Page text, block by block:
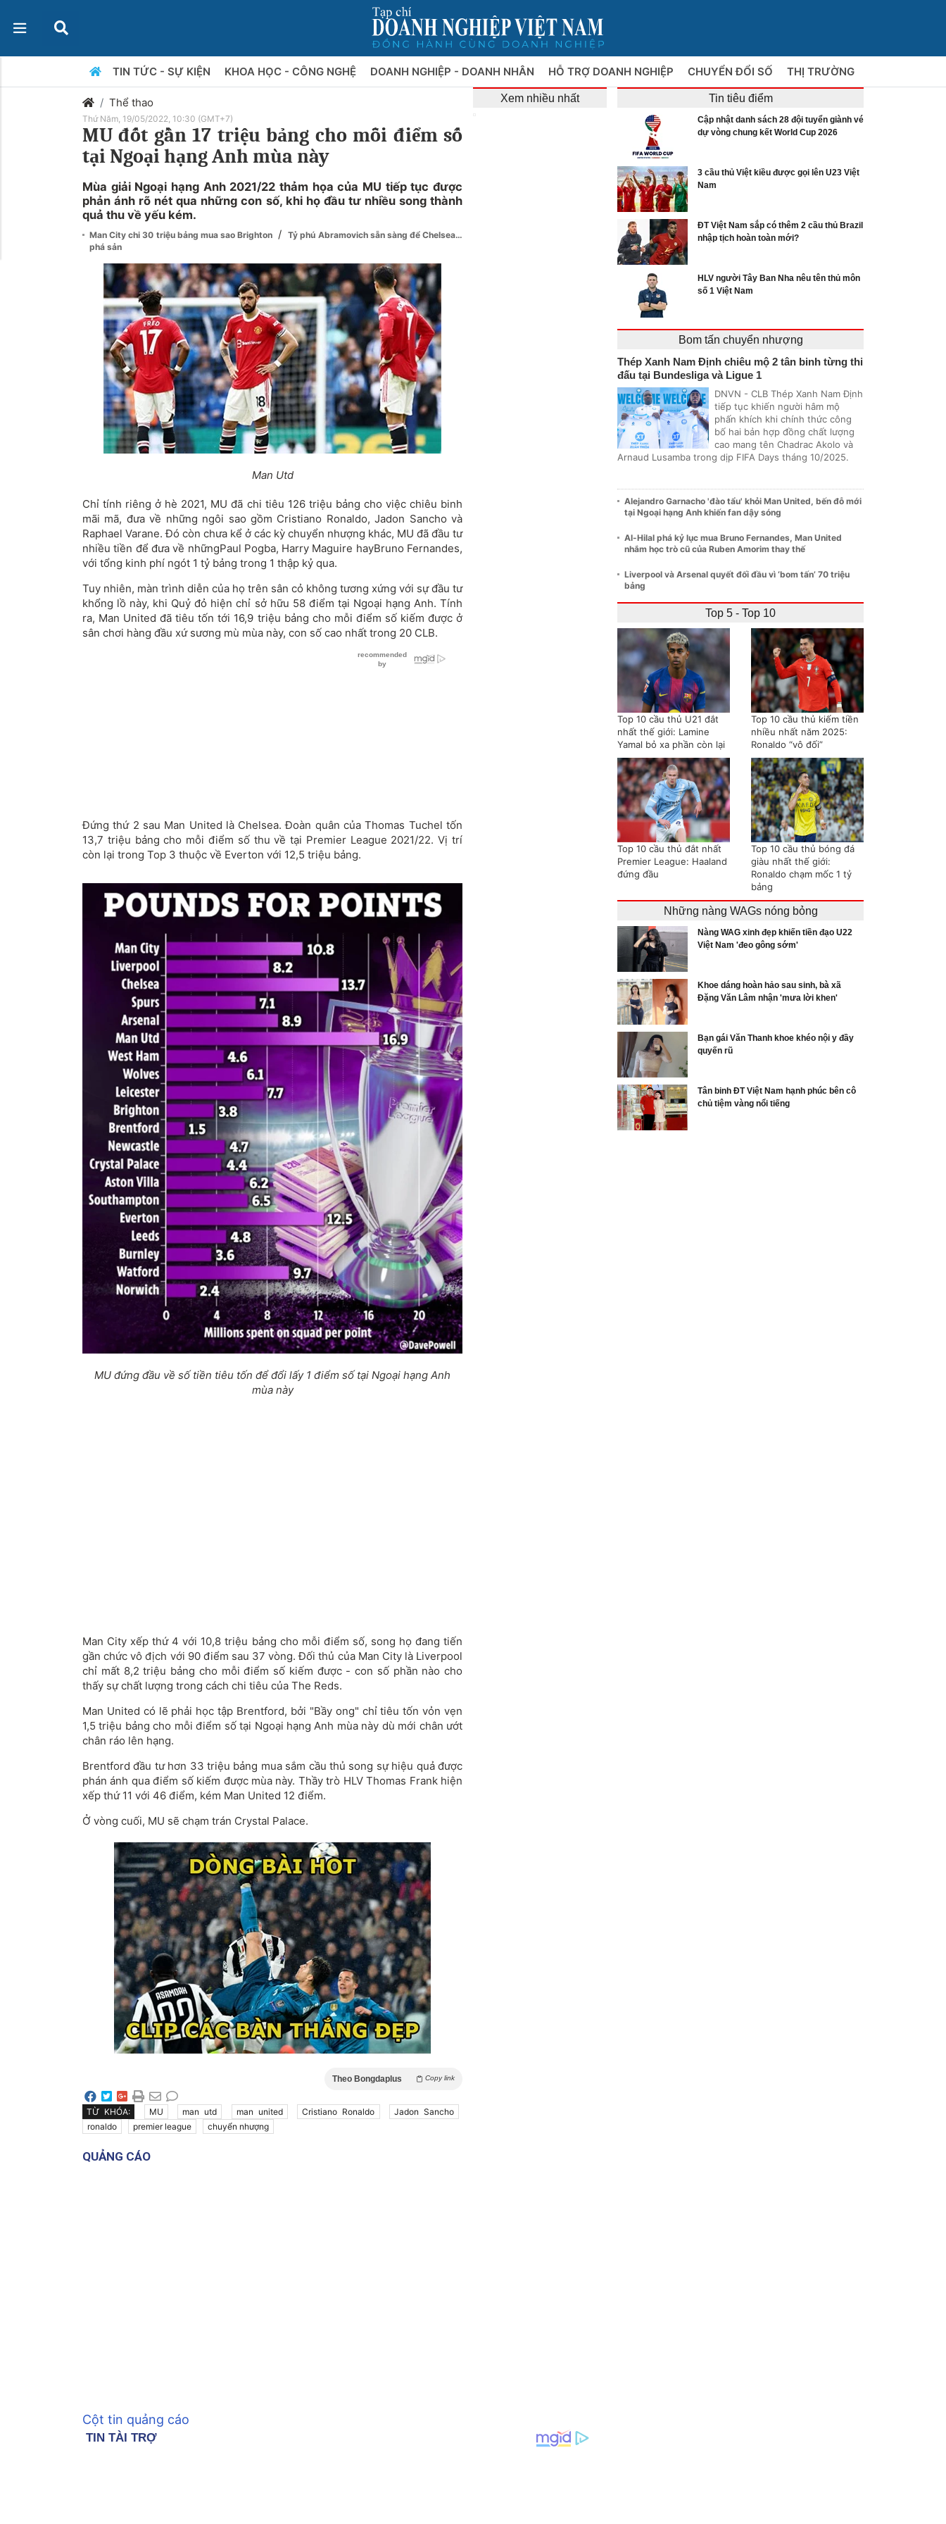
TIN TỨC - SỰ KIỆN KHOA HỌC - CÔNG NGHỆ DOANH NGHIỆP - DOANH NHÂN HỖ TRỢ DOANH NGHIỆP CHUYỂN ĐỔI SỐ THỊ TRƯỜNG
Thể thao
Thứ Năm, 19/05/2022, 10:30 (GMT+7)
MU đốt gần 17 triệu bảng cho mỗi điểm số
tại Ngoại hạng Anh mùa này
Mùa giải Ngoại hạng Anh 2021/22 thảm họa của MU tiếp tục được
phản ánh rõ nét qua những con số, khi họ đầu tư nhiều song thành
quả thu về yếu kém.
Man City chi 30 triệu bảng mua sao Brighton /
Tỷ phú Abramovich sẵn sàng để Chelsea…
phá sản
Man Utd
Chỉ tính riêng ở hè 2021, MU đã chi tiêu 126 triệu bảng cho việc chiêu binh
mãi mã, đưa về những ngôi sao gồm Cristiano Ronaldo, Jadon Sancho và
Raphael Varane. Đó còn chưa kể ở các kỳ chuyển nhượng khác, MU đã đầu tư
nhiều tiền để đưa về nhữngPaul Pogba, Harry Maguire hayBruno Fernandes,
với tổng kinh phí ngót 1 tỷ bảng trong 1 thập kỷ qua.
Tuy nhiên, màn trình diễn của họ trên sân cỏ không tương xứng với sự đầu tư
khổng lồ này, khi Quỷ đỏ hiện chỉ sở hữu 58 điểm tại Ngoại hạng Anh. Tính
ra, Man United đã tiêu tốn tới 16,9 triệu bảng cho mỗi điểm số kiếm được ở
sân chơi hàng đầu xứ sương mù mùa này, con số cao nhất trong 20 CLB.
Đứng thứ 2 sau Man United là Chelsea. Đoàn quân của Thomas Tuchel tốn
13,7 triệu bảng cho mỗi điểm số thu về tại Premier League 2021/22. Vị trí
còn lại trong Top 3 thuộc về Everton với 12,5 triệu bảng.
MU đứng đầu về số tiền tiêu tốn để đổi lấy 1 điểm số tại Ngoại hạng Anh
mùa này
Man City xếp thứ 4 với 10,8 triệu bảng cho mỗi điểm số, song họ đang tiến
gần chức vô địch với 90 điểm sau 37 vòng. Đối thủ của Man City là Liverpool
chỉ mất 8,2 triệu bảng cho mỗi điểm số kiếm được - con số phần nào cho
thấy sự chất lượng trong cách chi tiêu của The Reds.
Man United có lẽ phải học tập Brentford, bởi "Bầy ong" chỉ tiêu tốn vỏn vẹn
1,5 triệu bảng cho mỗi điểm số tại Ngoại hạng Anh mùa này dù mới chân ướt
chân ráo lên hạng.
Brentford đầu tư hơn 33 triệu bảng mua sắm cầu thủ song sự hiệu quả được
phán ánh qua điểm số kiếm được mùa này. Thầy trò HLV Thomas Frank hiện
xếp thứ 11 với 46 điểm, kém Man United 12 điểm.
Ở vòng cuối, MU sẽ chạm trán Crystal Palace.
Theo Bongdaplus Copy link
TỪ KHÓA: MU man utd man united Cristiano Ronaldo
Jadon Sancho
ronaldo
premier league chuyển nhượng
QUẢNG CÁO
Xem nhiều nhất
Cột tin quảng cáo
Tin tiêu điểm
Cập nhật danh sách 28 đội tuyển giành vé
dự vòng chung kết World Cup 2026
3 cầu thủ Việt kiều được gọi lên U23 Việt
Nam
ĐT Việt Nam sắp có thêm 2 cầu thủ Brazil
nhập tịch hoàn toàn mới?
HLV người Tây Ban Nha nêu tên thủ môn
số 1 Việt Nam
Bom tấn chuyển nhượng
Thép Xanh Nam Định chiêu mộ 2 tân binh từng thi
đấu tại Bundesliga và Ligue 1
DNVN - CLB Thép Xanh Nam Định
tiếp tục khiến người hâm mộ
phấn khích khi chính thức công
bố hai bản hợp đồng chất lượng
cao mang tên Chadrac Akolo và
Arnaud Lusamba trong dịp FIFA Days tháng 10/2025.
Alejandro Garnacho 'đào tẩu' khỏi Man United, bến đỗ mới
tại Ngoại hạng Anh khiến fan dậy sóng
Al-Hilal phá kỷ lục mua Bruno Fernandes, Man United
nhắm học trò cũ của Ruben Amorim thay thế
Liverpool và Arsenal quyết đối đầu vì ‘bom tấn’ 70 triệu
bảng
Top 5 - Top 10
Top 10 cầu thủ U21 đắt
nhất thế giới: Lamine
Yamal bỏ xa phần còn lại
Top 10 cầu thủ kiếm tiền
nhiều nhất năm 2025:
Ronaldo “vô đối”
Top 10 cầu thủ đắt nhất
Premier League: Haaland
đứng đầu
Top 10 cầu thủ bóng đá
giàu nhất thế giới:
Ronaldo chạm mốc 1 tỷ
bảng
Những nàng WAGs nóng bỏng
Nàng WAG xinh đẹp khiến tiền đạo U22
Việt Nam 'đeo gông sớm'
Khoe dáng hoàn hảo sau sinh, bà xã
Đặng Văn Lâm nhận 'mưa lời khen'
Bạn gái Văn Thanh khoe khéo nội y đầy
quyến rũ
Tân binh ĐT Việt Nam hạnh phúc bên cô
chủ tiệm vàng nổi tiếng